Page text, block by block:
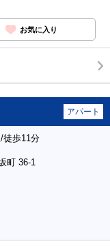
お気に入り
アパート
徒歩11分
町 36-1